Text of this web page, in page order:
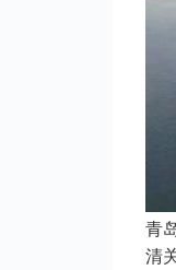
青
清